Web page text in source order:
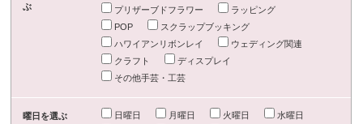
ぶ
プリザーブドフラワー
ラッピング
POP
スクラップブッキング
ハワイアンリボンレイ
ウェディング関連
クラフト
ディスプレイ
その他手芸・工芸
曜日を選ぶ 日曜日 月曜日 火曜日
水曜日